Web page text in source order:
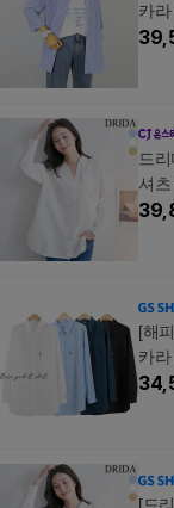
카
드
셔
방
[해
카